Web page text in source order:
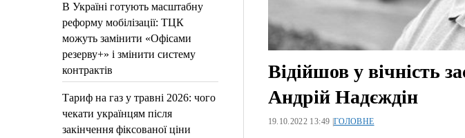
В Україні готують масштабну
реформу мобілізації: ТЦК
можуть замінити «Офісами
резерву+» і змінити систему
контрактів
Тариф на газ у травні 2026: чого
чекати українцям після
закінчення фіксованої ціни
Відійшов у вічність
Андрій Надєждін
19.10.2022 13:49 |ГОЛОВНЕ